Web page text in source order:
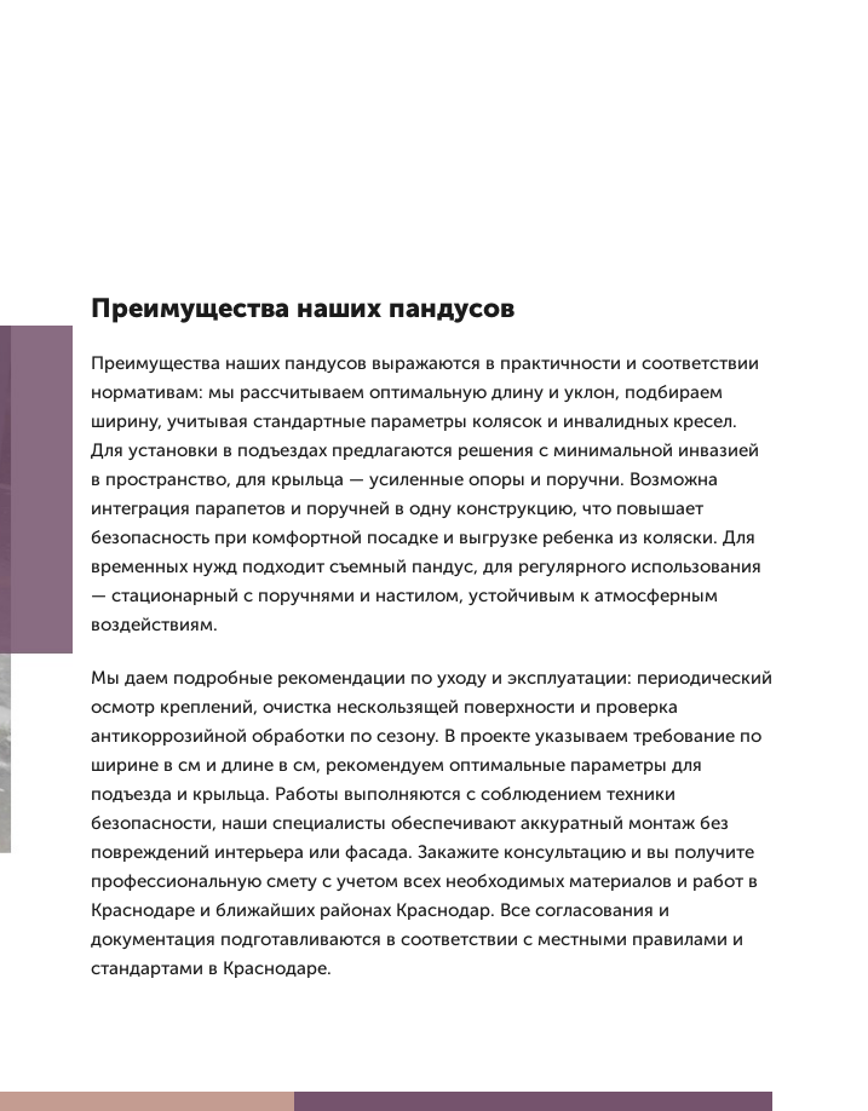
Преимущества наших пандусов
Преимущества наших пандусов выражаются в практичности и соответствии
нормативам: мы рассчитываем оптимальную длину и уклон, подбираем
ширину, учитывая стандартные параметры колясок и инвалидных кресел.
Для установки в подъездах предлагаются решения с минимальной инвазией
в пространство, для крыльца — усиленные опоры и поручни. Возможна
интеграция парапетов и поручней в одну конструкцию, что повышает
безопасность при комфортной посадке и выгрузке ребенка из коляски. Для
временных нужд подходит съемный пандус, для регулярного использования
— стационарный с поручнями и настилом, устойчивым к атмосферным
воздействиям.
Мы даем подробные рекомендации по уходу и эксплуатации: периодический
осмотр креплений, очистка нескользящей поверхности и проверка
антикоррозийной обработки по сезону. В проекте указываем требование по
ширине в см и длине в см, рекомендуем оптимальные параметры для
подъезда и крыльца. Работы выполняются с соблюдением техники
безопасности, наши специалисты обеспечивают аккуратный монтаж без
повреждений интерьера или фасада. Закажите консультацию и вы получите
профессиональную смету с учетом всех необходимых материалов и работ в
Краснодаре и ближайших районах Краснодар. Все согласования и
документация подготавливаются в соответствии с местными правилами и
стандартами в Краснодаре.